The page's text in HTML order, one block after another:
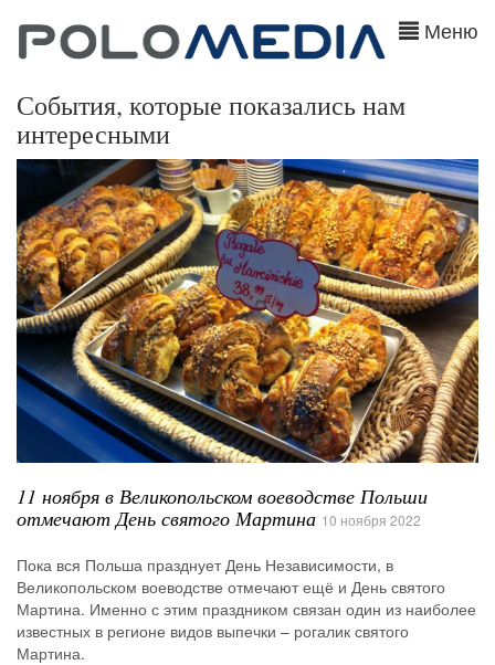
Меню
События, которые показались нам
интересными
11 ноября в Великопольском воеводстве Польши
отмечают День святого Мартина 10 ноября 2022
Пока вся Польша празднует День Независимости, в
Великопольском воеводстве отмечают ещё и День святого
Мартина. Именно с этим праздником связан один из наиболее
известных в регионе видов выпечки – рогалик святого
Мартина.